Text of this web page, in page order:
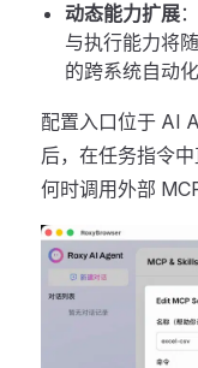
动态能力扩展
与执行能力将
的跨系统自动化
配置入口位于 AI
后，在任务指令
何时调用外部